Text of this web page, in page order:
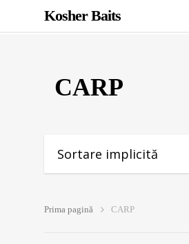
Hit enter to search or ESC to close
Kosher Baits
CARP
Prima pagină CARP